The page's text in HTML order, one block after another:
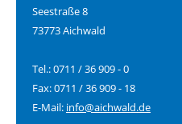
Seestraße 8
73773 Aichwald
Tel.: 0711 / 36 909 - 0
Fax: 0711 / 36 909 - 18
E-Mail: info@aichwald.de